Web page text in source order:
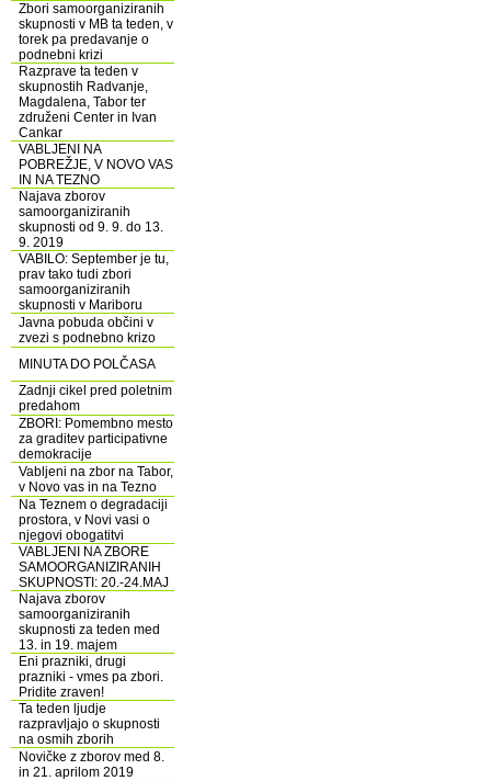
Zbori samoorganiziranih
skupnosti v MB ta teden, v
torek pa predavanje o
podnebni krizi
Razprave ta teden v
skupnostih Radvanje,
Magdalena, Tabor ter
združeni Center in Ivan
Cankar
VABLJENI NA
POBREŽJE, V NOVO VAS
IN NA TEZNO
Najava zborov
samoorganiziranih
skupnosti od 9. 9. do 13.
9. 2019
VABILO: September je tu,
prav tako tudi zbori
samoorganiziranih
skupnosti v Mariboru
Javna pobuda občini v
zvezi s podnebno krizo
MINUTA DO POLČASA
Zadnji cikel pred poletnim
predahom
ZBORI: Pomembno mesto
za graditev participativne
demokracije
Vabljeni na zbor na Tabor,
v Novo vas in na Tezno
Na Teznem o degradaciji
prostora, v Novi vasi o
njegovi obogatitvi
VABLJENI NA ZBORE
SAMOORGANIZIRANIH
SKUPNOSTI: 20.-24.MAJ
Najava zborov
samoorganiziranih
skupnosti za teden med
13. in 19. majem
Eni prazniki, drugi
prazniki - vmes pa zbori.
Pridite zraven!
Ta teden ljudje
razpravljajo o skupnosti
na osmih zborih
Novičke z zborov med 8.
in 21. aprilom 2019